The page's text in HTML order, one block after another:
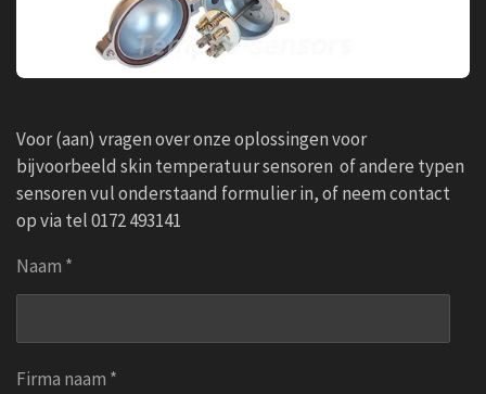
Voor (aan) vragen over onze oplossingen voor
bijvoorbeeld skin temperatuur sensoren of andere typen
sensoren vul onderstaand formulier in, of neem contact
op via tel 0172 493141
Naam *
Firma naam *